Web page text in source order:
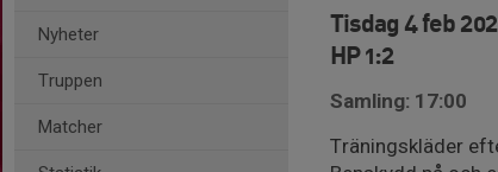
Nyheter
Truppen
Matcher
Tisdag 4 feb
HP 1:2
Samling: 17:00
Träningskläder